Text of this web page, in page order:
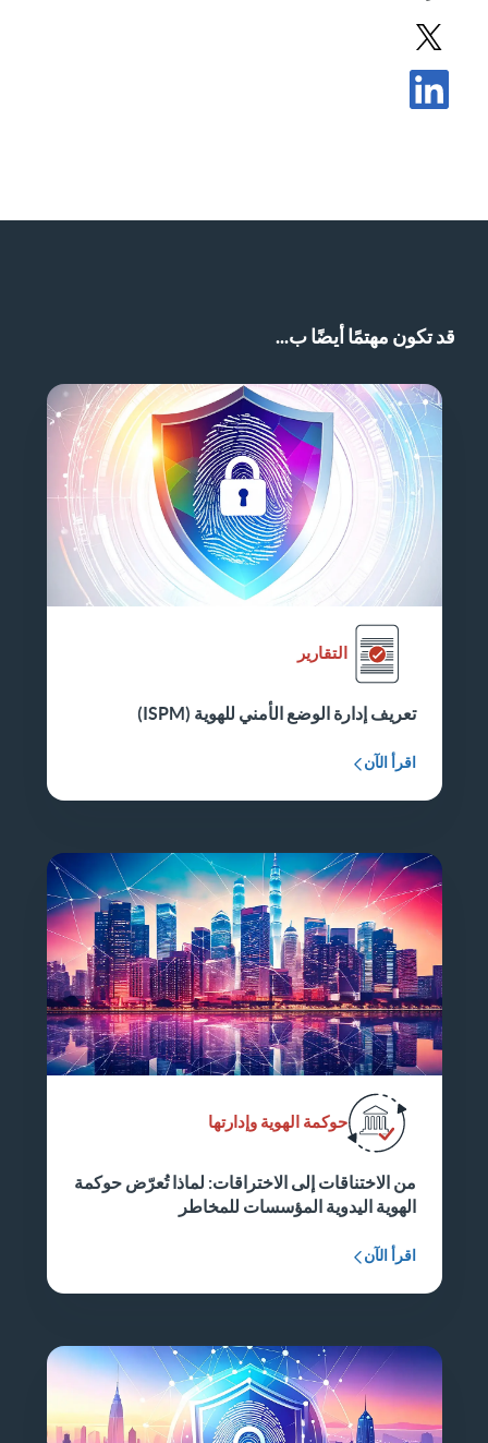
مشاركة المشاركة في X
قد تكون مهتمًا أيضًا ب...
التقارير
تعريف إدارة الوضع الأمني للهوية (ISPM)
اقرأ الآن
حوكمة الهوية وإدارتها
من الاختناقات إلى الاختراقات: لماذا تُعرّض حوكمة
الهوية اليدوية المؤسسات للمخاطر
اقرأ الآن